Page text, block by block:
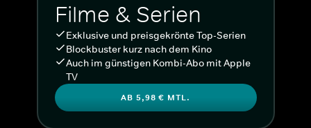
Filme & Serien
Exklusive und preisgekrönte Top-Serien
Blockbuster kurz nach dem Kino
Auch im günstigen Kombi-Abo mit Apple
TV
AB 5,98 € MTL.